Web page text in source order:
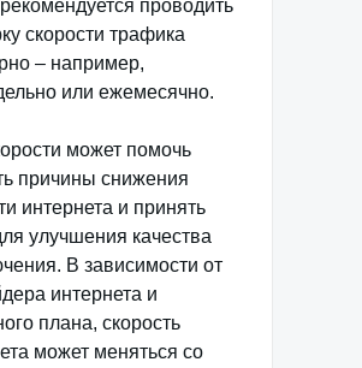
проводить
скорости трафика
– например,
или ежемесячно.
может помочь
причины снижения
интернета и принять
улучшения качества
В зависимости от
интернета и
плана, скорость
может меняться со